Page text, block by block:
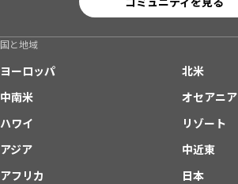
国と地域
ヨーロッパ
北米
中南米
オセアニア
ハワイ
リゾート
アジア
中近東
アフリカ
日本